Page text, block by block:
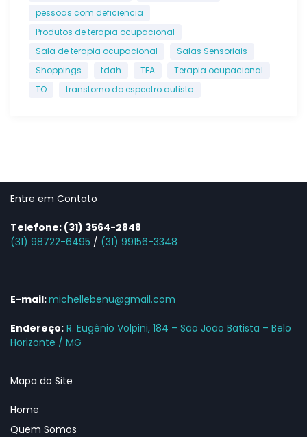
pessoas com deficiencia
Produtos de terapia ocupacional
Sala de terapia ocupacional
Salas Sensoriais
Shoppings
tdah TEA
Terapia ocupacional
TO
transtorno do espectro autista
Entre em Contato
Telefone: (31) 3564-2848
(31) 98722-6495 / (31) 99156-3348
E-mail:michellebenu@gmail.com
Endereço: R. Eugênio Volpini, 184 – São João Batista – Belo
Horizonte / MG
Mapa do Site
Home
Quem Somos